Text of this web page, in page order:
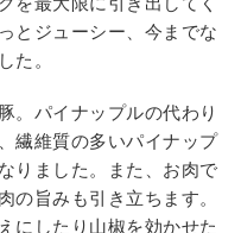
とジューシー、今までな
た。
。パイナップルの代わり
繊維質の多いパイナップ
りました。また、お肉で
の旨みも引き立ちます。
にしたり山椒を効かせた